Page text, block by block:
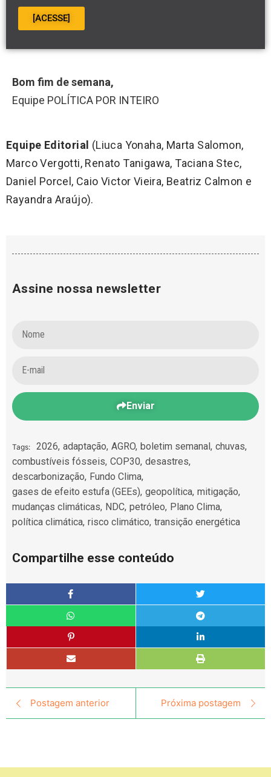
[ACESSE]
Bom fim de semana,
Equipe POLÍTICA POR INTEIRO
Equipe Editorial (Liuca Yonaha, Marta Salomon,
Marco Vergotti, Renato Tanigawa, Taciana Stec,
Daniel Porcel, Caio Victor Vieira, Beatriz Calmon e
Rayandra Araújo).
Assine nossa newsletter
Enviar
Tags: 2026, adaptação, AGRO, boletim semanal, chuvas,
combustíveis fósseis, COP30, desastres,
descarbonização, Fundo Clima,
gases de efeito estufa (GEEs), geopolítica, mitigação,
mudanças climáticas, NDC, petróleo, Plano Clima,
política climática, risco climático, transição energética
Compartilhe esse conteúdo
Postagem anterior Próxima postagem